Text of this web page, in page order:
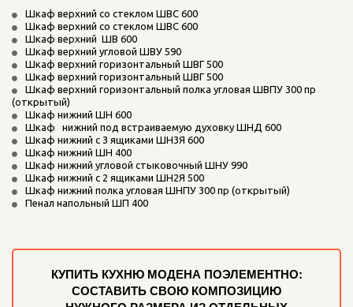
Шкаф верхний со стеклом ШВС 600
Шкаф верхний со стеклом ШВС 600
Шкаф верхний  ШВ 600
Шкаф верхний угловой ШВУ 590
Шкаф верхний горизонтальный ШВГ 500
Шкаф верхний горизонтальный ШВГ 500
Шкаф верхний горизонтальный полка угловая ШВПУ 300 пр
(открытый)
Шкаф нижний ШН 600
Шкаф   нижний под встраиваемую духовку ШНД 600
Шкаф нижний с 3 ящиками ШН3Я 600
Шкаф нижний ШН 400
Шкаф нижний угловой стыковочный ШНУ 990
Шкаф нижний с 2 ящиками ШН2Я 500
Шкаф нижний полка угловая ШНПУ 300 пр (открытый)
Пенал напольный ШП 400
КУПИТЬ КУХНЮ МОДЕНА ПОЭЛЕМЕНТНО:
СОСТАВИТЬ СВОЮ КОМПОЗИЦИЮ